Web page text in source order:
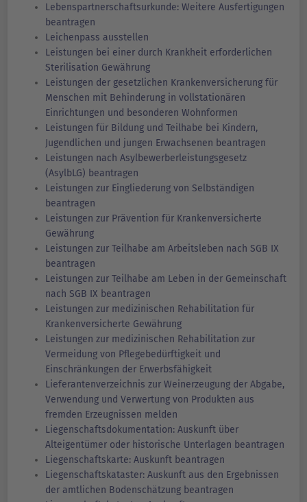
Lebenspartnerschaftsurkunde: Weitere Ausfertigungen
beantragen
Leichenpass ausstellen
Leistungen bei einer durch Krankheit erforderlichen
Sterilisation Gewährung
Leistungen der gesetzlichen Krankenversicherung für
Menschen mit Behinderung in vollstationären
Einrichtungen und besonderen Wohnformen
Leistungen für Bildung und Teilhabe bei Kindern,
Jugendlichen und jungen Erwachsenen beantragen
Leistungen nach Asylbewerberleistungsgesetz
(AsylbLG) beantragen
Leistungen zur Eingliederung von Selbständigen
beantragen
Leistungen zur Prävention für Krankenversicherte
Gewährung
Leistungen zur Teilhabe am Arbeitsleben nach SGB IX
beantragen
Leistungen zur Teilhabe am Leben in der Gemeinschaft
nach SGB IX beantragen
Leistungen zur medizinischen Rehabilitation für
Krankenversicherte Gewährung
Leistungen zur medizinischen Rehabilitation zur
Vermeidung von Pflegebedürftigkeit und
Einschränkungen der Erwerbsfähigkeit
Lieferantenverzeichnis zur Weinerzeugung der Abgabe,
Verwendung und Verwertung von Produkten aus
fremden Erzeugnissen melden
Liegenschaftsdokumentation: Auskunft über
Alteigentümer oder historische Unterlagen beantragen
Liegenschaftskarte: Auskunft beantragen
Liegenschaftskataster: Auskunft aus den Ergebnissen
der amtlichen Bodenschätzung beantragen